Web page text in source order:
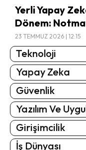
Yerli Yapay
Dönem:
23 TEMMUZ 2026 | 12:15
Teknoloji
Yapay Zeka
Güvenlik
Yazılım Ve
Girişimcilik
İş Dünyası